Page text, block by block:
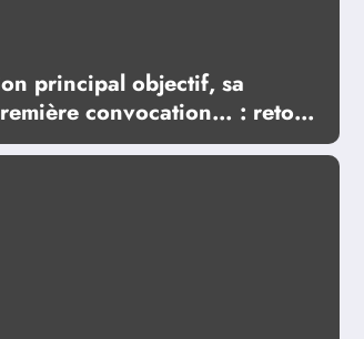
principal objectif, sa
convocation… : retour
les moments forts de la